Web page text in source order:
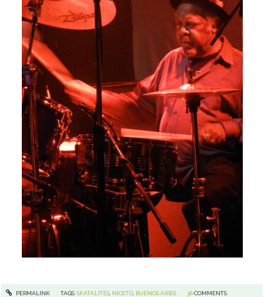
PERMALINK TAGS:SKATALITES, NICETO, BUENOS AIRES 36COMMENTS